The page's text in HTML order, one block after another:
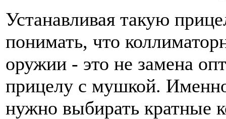
Устанавливая такую
понимать, что
оружии - это не замена
прицелу с мушкой.
нужно выбирать кратные